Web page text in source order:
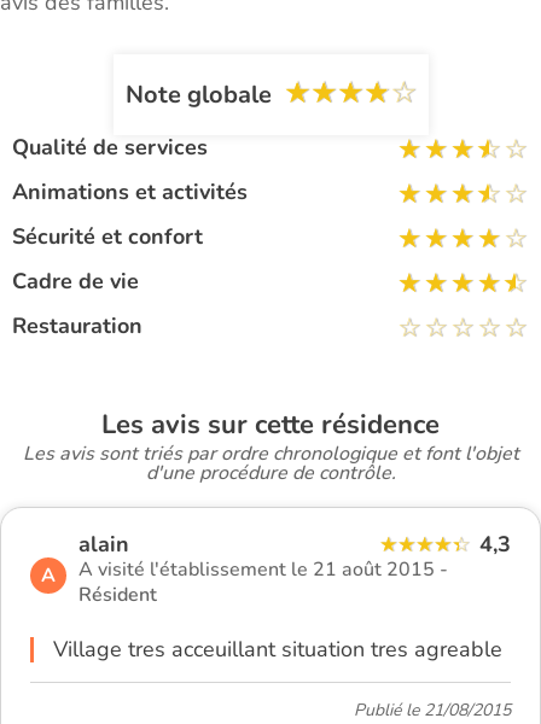
Note globale
Qualité de services
Animations et activités
Sécurité et confort
Cadre de vie
Restauration
Les avis sur cette résidence
Les avis sont triés par ordre chronologique et font l'objet
d'une procédure de contrôle.
A
alain 4,3
A visité l'établissement le 21 août 2015 -
Résident
Village tres acceuillant situation tres agreable
Publié le 21/08/2015